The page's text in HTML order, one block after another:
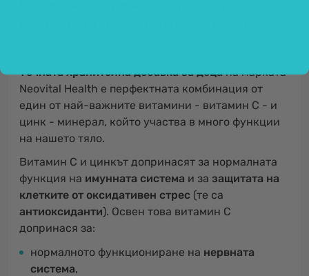
Tечната хранителна добавка за децана марката
Neovital Health е перфектната комбинация от
един от най-важните витамини - витамин С - и
цинк - минерал, който участва в много функции
на нашето тяло.
Витамин С и цинкът допринасят за нормалната
функция на имунната система и за защитата на
клетките от оксидативен стрес (те са
антиоксиданти). Освен това витамин С
допринася за:
нормалното функциониране на нервната
система,